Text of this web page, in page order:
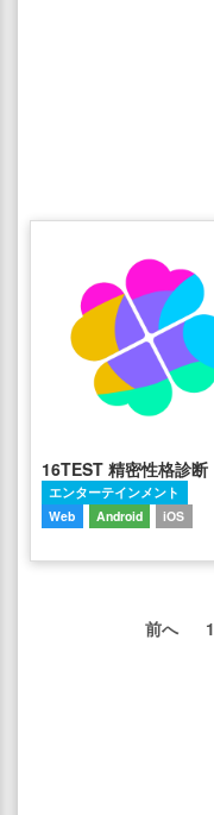
16TEST 精密性格診断
エンターテインメント
Web
Android iOS
前へ 1